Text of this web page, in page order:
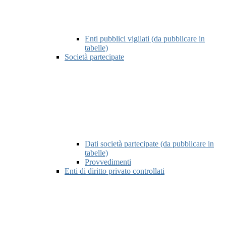
Enti pubblici vigilati (da pubblicare in
tabelle)
Società partecipate
Dati società partecipate (da pubblicare in
tabelle)
Provvedimenti
Enti di diritto privato controllati